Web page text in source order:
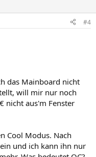
#4
das Mainboard nicht
will mir nur noch
nicht aus'm Fenster
Cool Modus. Nach
und ich kann ihn nur